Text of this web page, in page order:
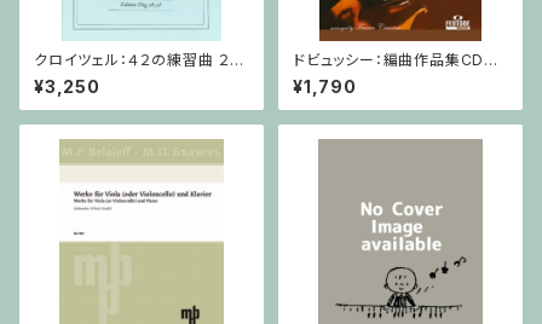
クロイツェル：４２の練習曲 ２巻
/ ヴァイオリン教本
¥3,250
ドビュッシー：編曲作品集CD付
/ ヴァイオリン・ピアノ
¥1,790